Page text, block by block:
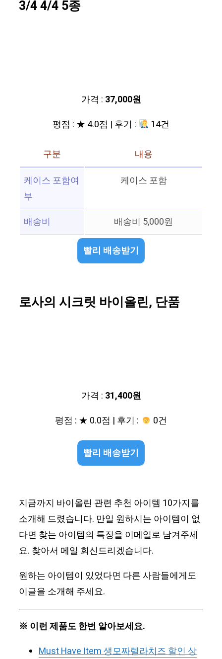
3/4 4/4 5종
가격 : 37,000원
평점 : ★ 4.0점 | 후기 :
14건
구분
내용
케이스 포함여
부
케이스 포함
배송비 배송비 5,000원
빨리 배송받기
로사의 시크릿 바이올린, 단품
가격 : 31,400원
평점 : ★ 0.0점 | 후기 :
0건
빨리 배송받기
지금까지 바이올린 관련 추천 아이템 10가지를
소개해 드렸습니다. 만일 원하시는 아이템이 없
다면 찾는 아이템의 특징을 이메일로 남겨주세
요. 찾아서 메일 회신드리겠습니다.
원하는 아이템이 있었다면 다른 사람들에게도
이글을 소개해 주세요.
※ 이런 제품도 한번 알아보세요.
Must Have Item 생모짜렐라치즈 할인 상